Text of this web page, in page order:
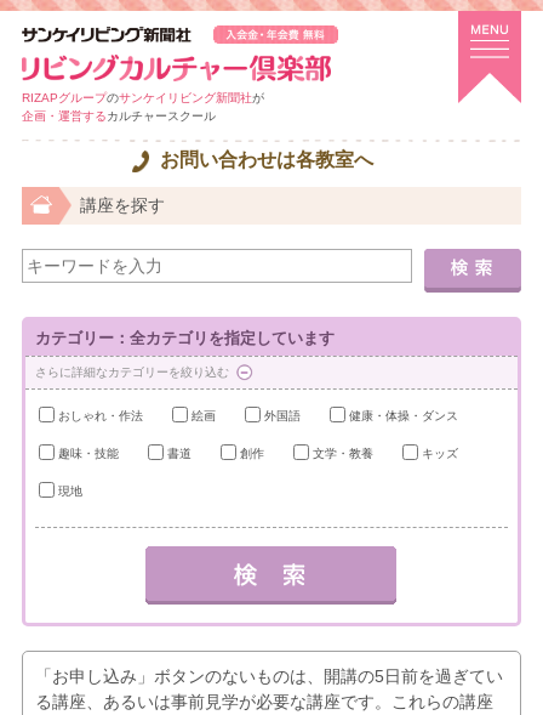
RIZAPグループのサンケイリビング新聞社が
企画・運営するカルチャースクール
お問い合わせは各教室へ
講座を探す
カテゴリー：全カテゴリを指定しています
さらに詳細なカテゴリーを絞り込む
おしゃれ・作法 絵画 外国語 健康・体操・ダンス
趣味・技能 書道 創作 文学・教養 キッズ
現地
「お申し込み」ボタンのないものは、開講の5日前を過ぎてい
る講座、あるいは事前見学が必要な講座です。これらの講座